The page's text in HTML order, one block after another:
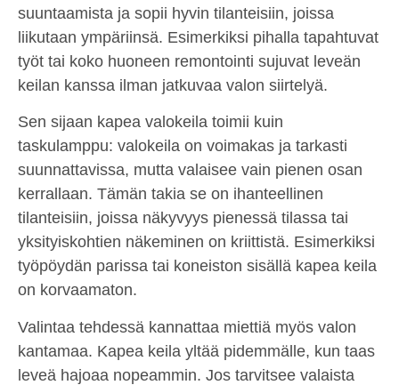
suuntaamista ja sopii hyvin tilanteisiin, joissa
liikutaan ympäriinsä. Esimerkiksi pihalla tapahtuvat
työt tai koko huoneen remontointi sujuvat leveän
keilan kanssa ilman jatkuvaa valon siirtelyä.
Sen sijaan kapea valokeila toimii kuin
taskulamppu: valokeila on voimakas ja tarkasti
suunnattavissa, mutta valaisee vain pienen osan
kerrallaan. Tämän takia se on ihanteellinen
tilanteisiin, joissa näkyvyys pienessä tilassa tai
yksityiskohtien näkeminen on kriittistä. Esimerkiksi
työpöydän parissa tai koneiston sisällä kapea keila
on korvaamaton.
Valintaa tehdessä kannattaa miettiä myös valon
kantamaa. Kapea keila yltää pidemmälle, kun taas
leveä hajoaa nopeammin. Jos tarvitsee valaista